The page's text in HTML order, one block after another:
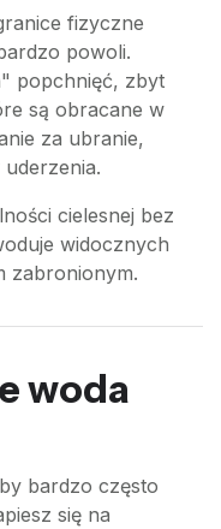
fizyczne
powoli.
popchnięć, zbyt
są obracane w
za ubranie,
cielesnej bez
widocznych
zabronionym.
woda
bardzo często
się na